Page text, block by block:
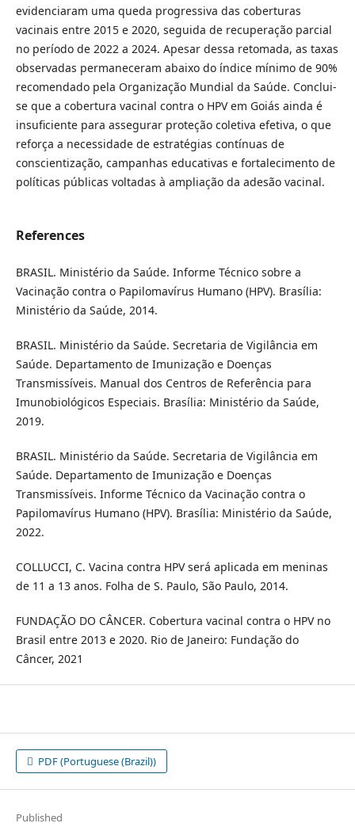
evidenciaram uma queda progressiva das coberturas
vacinais entre 2015 e 2020, seguida de recuperação parcial
no período de 2022 a 2024. Apesar dessa retomada, as taxas
observadas permaneceram abaixo do índice mínimo de 90%
recomendado pela Organização Mundial da Saúde. Conclui-
se que a cobertura vacinal contra o HPV em Goiás ainda é
insuficiente para assegurar proteção coletiva efetiva, o que
reforça a necessidade de estratégias contínuas de
conscientização, campanhas educativas e fortalecimento de
políticas públicas voltadas à ampliação da adesão vacinal.
References
BRASIL. Ministério da Saúde. Informe Técnico sobre a
Vacinação contra o Papilomavírus Humano (HPV). Brasília:
Ministério da Saúde, 2014.
BRASIL. Ministério da Saúde. Secretaria de Vigilância em
Saúde. Departamento de Imunização e Doenças
Transmissíveis. Manual dos Centros de Referência para
Imunobiológicos Especiais. Brasília: Ministério da Saúde,
2019.
BRASIL. Ministério da Saúde. Secretaria de Vigilância em
Saúde. Departamento de Imunização e Doenças
Transmissíveis. Informe Técnico da Vacinação contra o
Papilomavírus Humano (HPV). Brasília: Ministério da Saúde,
2022.
COLLUCCI, C. Vacina contra HPV será aplicada em meninas
de 11 a 13 anos. Folha de S. Paulo, São Paulo, 2014.
FUNDAÇÃO DO CÂNCER. Cobertura vacinal contra o HPV no
Brasil entre 2013 e 2020. Rio de Janeiro: Fundação do
Câncer, 2021
PDF (Portuguese (Brazil))
Published